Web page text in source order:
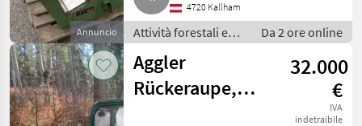
Annuncio
4720 Kallham
Attività forestali e
lavorazione del
legno / Piallatrici
Da 2 ore online
Aggler
Rückeraupe,
32.000
€
IVA
indetraibile